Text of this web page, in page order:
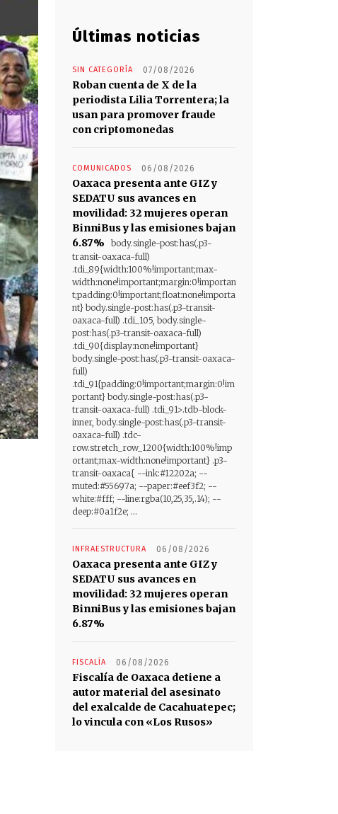
Últimas noticias
SIN CATEGORÍA 07/08/2026
Roban cuenta de X de la
periodista Lilia Torrentera; la
usan para promover fraude
con criptomonedas
COMUNICADOS 06/08/2026
Oaxaca presenta ante GIZ y
SEDATU sus avances en
movilidad: 32 mujeres operan
BinniBus y las emisiones bajan
6.87%
body.single-post:has(.p3-
transit-oaxaca-full)
.tdi_89{width:100%!important;max-
width:none!important;margin:0!importan
t;padding:0!important;float:none!importa
nt} body.single-post:has(.p3-transit-
oaxaca-full) .tdi_105, body.single-
post:has(.p3-transit-oaxaca-full)
.tdi_90{display:none!important}
body.single-post:has(.p3-transit-oaxaca-
full)
.tdi_91{padding:0!important;margin:0!im
portant} body.single-post:has(.p3-
transit-oaxaca-full) .tdi_91>.tdb-block-
inner, body.single-post:has(.p3-transit-
oaxaca-full) .tdc-
row.stretch_row_1200{width:100%!imp
ortant;max-width:none!important} .p3-
transit-oaxaca{ --ink:#12202a; --
muted:#55697a; --paper:#eef3f2; --
white:#fff; --line:rgba(10,25,35,.14); --
deep:#0a1f2e; ...
INFRAESTRUCTURA 06/08/2026
Oaxaca presenta ante GIZ y
SEDATU sus avances en
movilidad: 32 mujeres operan
BinniBus y las emisiones bajan
6.87%
FISCALÍA 06/08/2026
Fiscalía de Oaxaca detiene a
autor material del asesinato
del exalcalde de Cacahuatepec;
lo vincula con «Los Rusos»